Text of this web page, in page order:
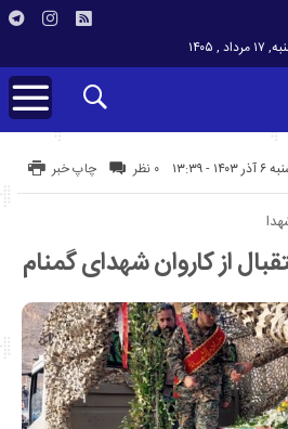
مرداد , ۱۴۰۵
۱۳:۳۹ چاپ خبر ۰ نظر
از کاروان شهدای گمنام